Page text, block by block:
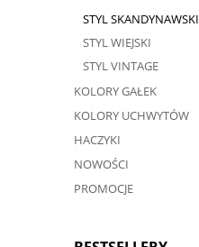
STYL SKANDYNAWSKI
STYL WIEJSKI
STYL VINTAGE
KOLORY GAŁEK
KOLORY UCHWYTÓW
HACZYKI
NOWOŚCI
PROMOCJE